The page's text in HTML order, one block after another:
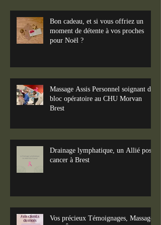
Bon cadeau, et si vous offriez un
moment de détente à vos proches
pour Noël ?
Massage Assis Personnel soignant du
bloc opératoire au CHU Morvan
Brest
Drainage lymphatique, un Allié post
cancer à Brest
Vos précieux Témoignages, Massages